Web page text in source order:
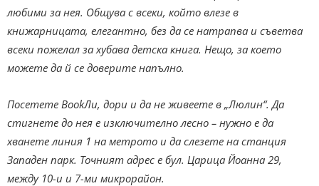
любими за нея. Общува с всеки, който влезе в
книжарницата, елегантно, без да се натрапва и съветва
всеки пожелал за хубава детска книга. Нещо, за което
можете да й се доверите напълно.
Посетете BookЛи, дори и да не живеете в „Люлин“. Да
стигнете до нея е изключително лесно – нужно е да
хванете линия 1 на метрото и да слезете на станция
Западен парк. Точният адрес е бул. Царица Йоанна 29,
между 10-и и 7-ми микрорайон.